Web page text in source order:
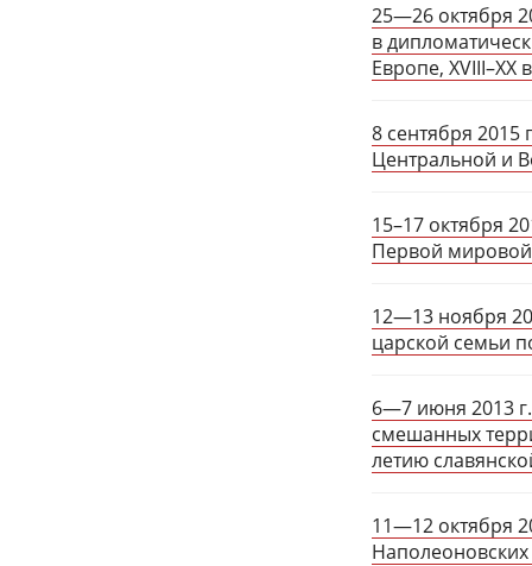
25—26 октября
в
Европе, XVIII–ХХ
8 сентября
Центральной и
15–17 октября
Первой
12—13 ноября
царской семьи
6—7 июня 2013
смешанных
летию
11—12 октября